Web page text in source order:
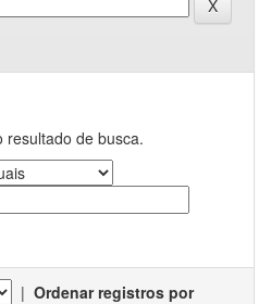
resultado de busca.
| Ordenar registros por